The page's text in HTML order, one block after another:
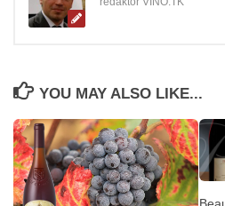
YOU MAY ALSO LIKE...